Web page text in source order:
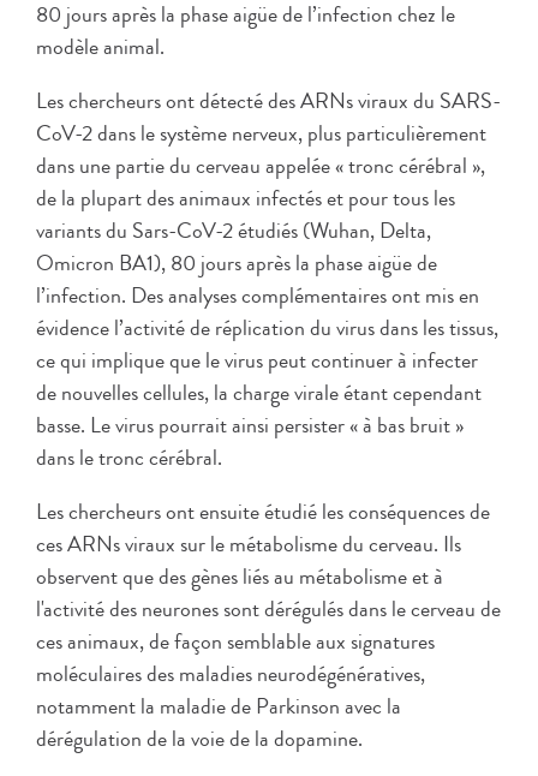
80 jours après la phase aigüe de l’infection chez le
modèle animal.
Les chercheurs ont détecté des ARNs viraux du SARS-
CoV-2 dans le système nerveux, plus particulièrement
dans une partie du cerveau appelée « tronc cérébral »,
de la plupart des animaux infectés et pour tous les
variants du Sars-CoV-2 étudiés (Wuhan, Delta,
Omicron BA1), 80 jours après la phase aigüe de
l’infection. Des analyses complémentaires ont mis en
évidence l’activité de réplication du virus dans les tissus,
ce qui implique que le virus peut continuer à infecter
de nouvelles cellules, la charge virale étant cependant
basse. Le virus pourrait ainsi persister « à bas bruit »
dans le tronc cérébral.
Les chercheurs ont ensuite étudié les conséquences de
ces ARNs viraux sur le métabolisme du cerveau. Ils
observent que des gènes liés au métabolisme et à
l'activité des neurones sont dérégulés dans le cerveau de
ces animaux, de façon semblable aux signatures
moléculaires des maladies neurodégénératives,
notamment la maladie de Parkinson avec la
dérégulation de la voie de la dopamine.